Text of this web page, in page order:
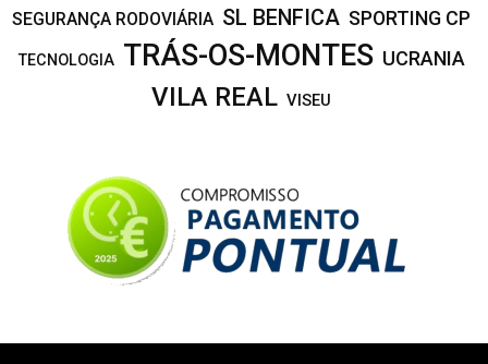
SEGURANÇA RODOVIÁRIA SL BENFICA SPORTING CP
TECNOLOGIA TRÁS-OS-MONTES UCRANIA
VILA REAL VISEU